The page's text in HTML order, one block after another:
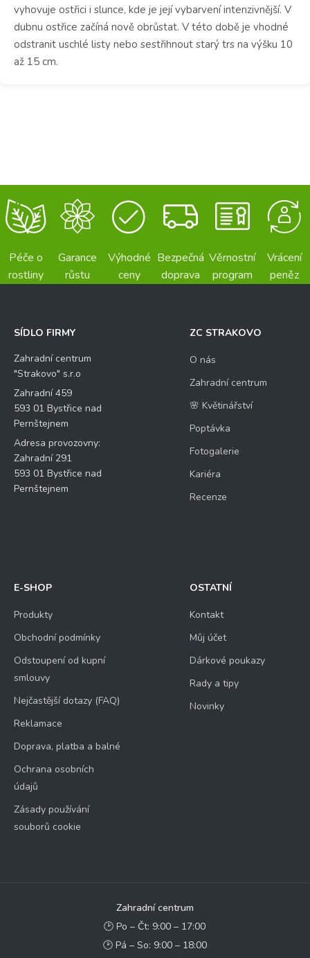
vyhovuje ostřici i slunce, kde je její vybarvení intenzivnější. V
dubnu ostřice začíná nově obrůstat. V této době je vhodné
odstranit uschlé listy nebo sestřihnout starý trs na výšku 10
až 15 cm.
Péče o
rostliny
Garance
růstu
Výhodné
ceny
Bezpečná
doprava
Věrnostní
program
Vrácení
peněz
SÍDLO FIRMY
Zahradní centrum
"Strakovo" s.r.o
Zahradní 459
593 01 Bystřice nad
Pernštejnem
Adresa provozovny:
Zahradní 291
593 01 Bystřice nad
Pernštejnem
ZC STRAKOVO
O nás
Zahradní centrum
🌸 Květinářství
Poptávka
Fotogalerie
Kariéra
Recenze
E-SHOP
Produkty
Obchodní podmínky
Odstoupení od kupní
smlouvy
Nejčastější dotazy (FAQ)
Reklamace
Doprava, platba a balné
Ochrana osobních
údajů
Zásady používání
souborů cookie
OSTATNÍ
Kontakt
Můj účet
Dárkové poukazy
Rady a tipy
Novinky
Zahradní centrum
🕑 Po – Čt: 9:00 – 17:00
🕑 Pá – So: 9:00 – 18:00